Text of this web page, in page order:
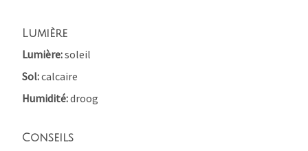
Lumière
Lumière soleil
Sol calcaire
Humidité droog
Conseils